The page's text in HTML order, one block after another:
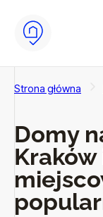
Strona główna
Domy